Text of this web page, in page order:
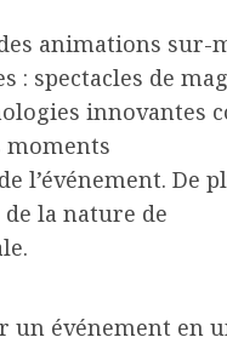
animations sur-
: spectacles de
innovantes
moments
l’événement. De
la nature de
événement en